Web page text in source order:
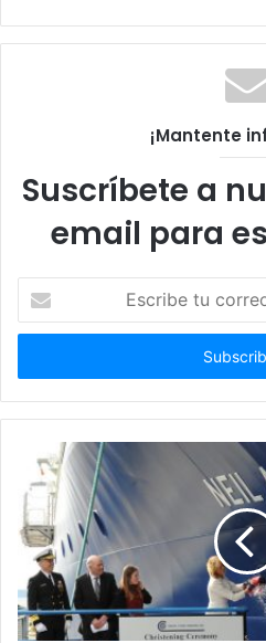
¡Mantente
Suscríbete a
email para
correo